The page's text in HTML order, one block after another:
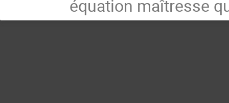
équation maîtresse